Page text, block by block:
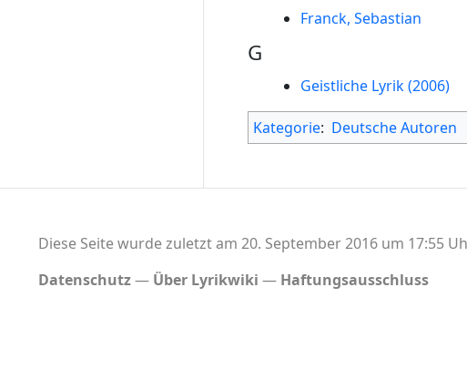
Franck, Sebastian
G
Geistliche Lyrik (2006)
Kategorie: Deutsche Autoren
Diese Seite wurde zuletzt am 20. September 2016 um 17:55
Datenschutz
Über Lyrikwiki Haftungsausschluss